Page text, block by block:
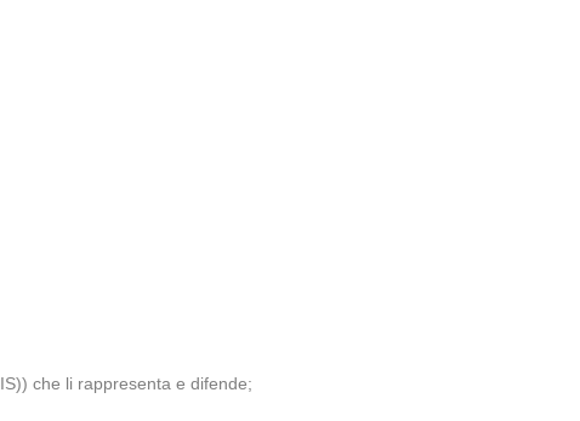
che li rappresenta e difende;